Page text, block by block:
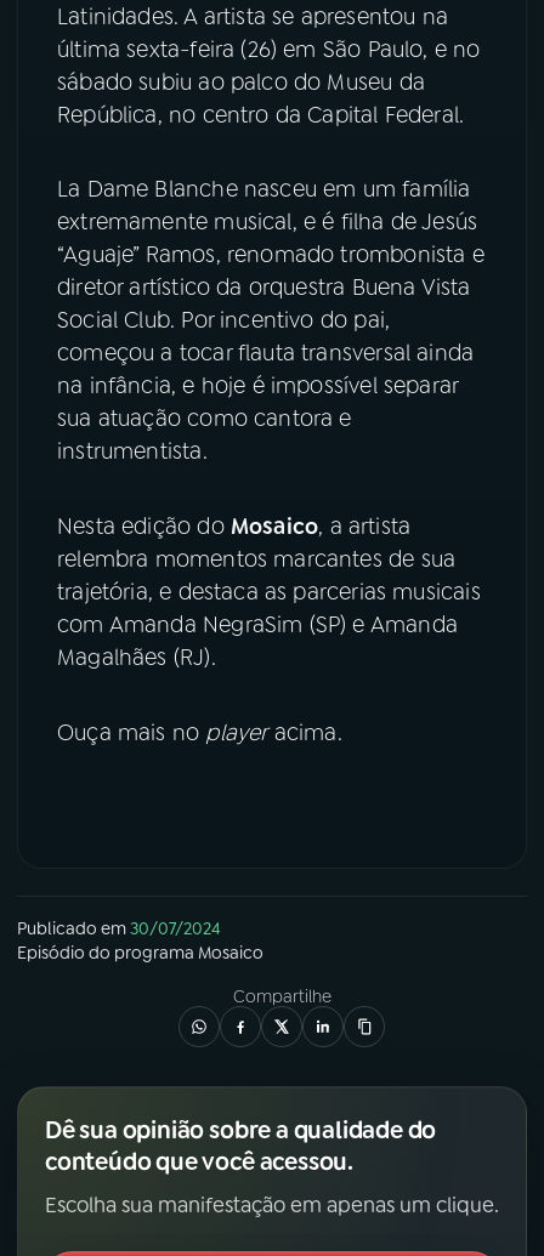
Instagram X
TikTok
Latinidades. A artista se apresentou na
última sexta-feira (26) em São Paulo, e no
sábado subiu ao palco do Museu da
República, no centro da Capital Federal.
La Dame Blanche nasceu em um família
extremamente musical, e é filha de Jesús
“Aguaje” Ramos, renomado trombonista e
diretor artístico da orquestra Buena Vista
Social Club. Por incentivo do pai,
começou a tocar flauta transversal ainda
na infância, e hoje é impossível separar
sua atuação como cantora e
instrumentista.
Nesta edição do Mosaico, a artista
relembra momentos marcantes de sua
trajetória, e destaca as parcerias musicais
com Amanda NegraSim (SP) e Amanda
Magalhães (RJ).
Ouça mais no playeracima.
Publicado em30/07/2024
Episódio do programa Mosaico
Compartilhe
Dê sua opinião sobre a qualidade do
conteúdo que você acessou.
Escolha sua manifestação em apenas um clique.